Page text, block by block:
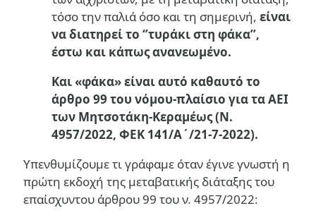
τόσο την παλιά όσο και τη σημερινή, είναι
να διατηρεί το ‘’τυράκι στη φάκα’’,
έστω και κάπως ανανεωμένο.
Και «φάκα» είναι αυτό καθαυτό το
άρθρο 99 του νόμου-πλαίσιο για τα ΑΕΙ
των Μητσοτάκη-Κεραμέως (Ν.
4957/2022, ΦΕΚ 141/Α΄/21-7-2022).
Υπενθυμίζουμε τι γράφαμε όταν έγινε γνωστή η
πρώτη εκδοχή της μεταβατικής διάταξης του
επαίσχυντου άρθρου 99 του ν. 4957/2022: